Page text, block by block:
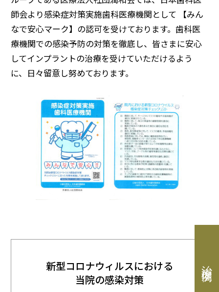
師会より感染症対策実施歯科医療機関として 【みん
なで安心マーク】の認可を受けております。歯科医
療機関での感染予防の対策を徹底し、皆さまに安心
してインプラントの治療を受けていただけるよう
に、日々留意し努めております。
新型コロナウィルスにおける
当院の感染対策